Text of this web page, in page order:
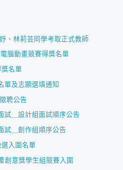
、林莉芸同學考取正式教師
腦動畫競賽得獎名單
名單
單及志願選填通知
聘公告
試＿設計組面試順序公告
試＿創作組順序公告
選入圍名單
創意獎學生組競賽入圍